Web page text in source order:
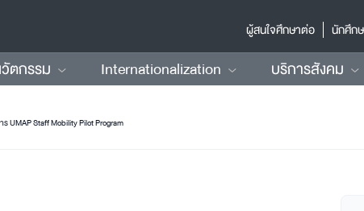
ผู้สนใจศึกษาต่อ
นักศึก
ตกรรม Internationalization บริการสังคม
UMAP Staff Mobility Pilot Program